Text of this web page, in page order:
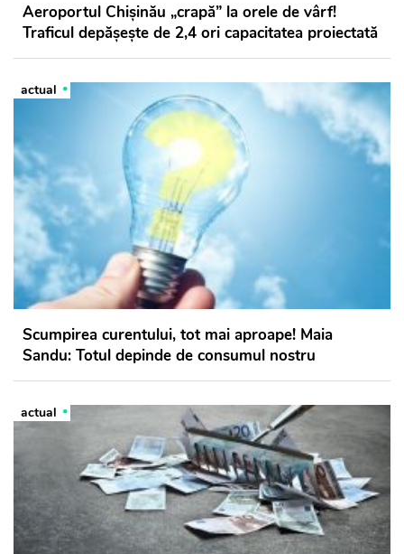
Aeroportul Chișinău „crapă” la orele de vârf!
Traficul depășește de 2,4 ori capacitatea proiectată
actual
Scumpirea curentului, tot mai aproape! Maia
Sandu: Totul depinde de consumul nostru
actual